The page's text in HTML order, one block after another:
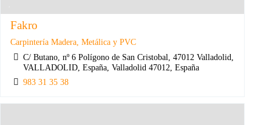
Fakro
Carpintería Madera, Metálica y PVC
C/ Butano, nº 6 Polígono de San Cristobal, 47012 Valladolid,
VALLADOLID, España, Valladolid 47012, España
983 31 35 38